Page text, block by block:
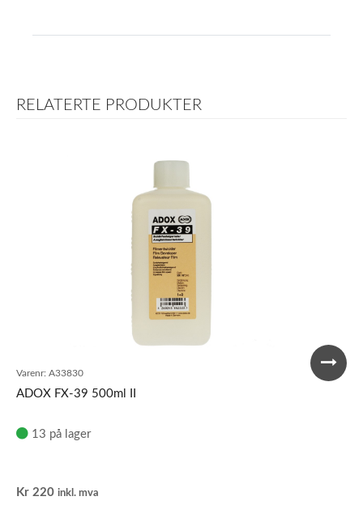
RELATERTE PRODUKTER
Varenr: A33830
ADOX FX-39 500ml II
13 på lager
Kr 220 inkl. mva